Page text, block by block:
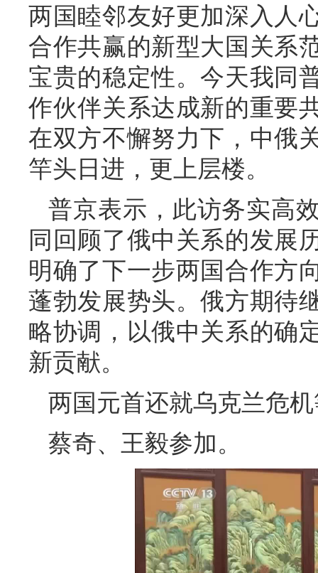
两国睦邻友好更加深入人
合作共赢的新型大国关系
宝贵的稳定性。今天我同
作伙伴关系达成新的重要
在双方不懈努力下，中俄
竿头日进，更上层楼。
普京表示，此访务实高
同回顾了俄中关系的发展
明确了下一步两国合作方
蓬勃发展势头。俄方期待
略协调，以俄中关系的确
新贡献。
两国元首还就乌克兰危
蔡奇、王毅参加。